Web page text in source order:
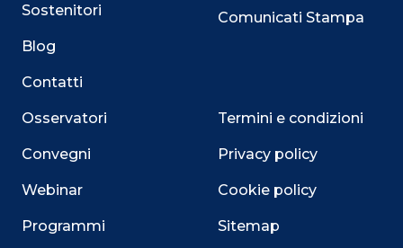
Sostenitori
Blog
Contatti
Osservatori
Convegni
Webinar
Programmi
Comunicati Stampa
Termini e condizioni
Privacy policy
Cookie policy
Sitemap